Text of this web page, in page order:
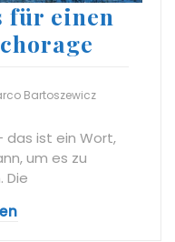
für einen
Bartoszewicz
das ist ein Wort,
um es zu
Die